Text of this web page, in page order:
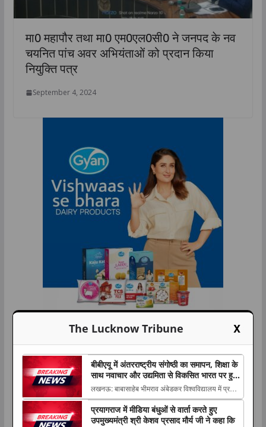
मा0 महापौर तथा मा0 एम0एल0सी0 ने जनपद के नव
चयनित पांच अवर अभियंताओं को प्रदान किया
नियुक्ति पत्र
September 4, 2024
ताजा समाचार
The Lucknow Tribune X
बीबीएयू में अंतरराष्ट्रीय संगोष्ठी का समापन, शिक्षा के
साथ नवाचार और उद्यमिता से विकसित भारत पर हुआ
मंथन
लखनऊ: बाबासाहेब भीमराव अंबेडकर विश्वविद्यालय में प्रबंध
अध्ययन विभाग की ओर से आयोजित दो दिवसीय
अंतरराष्ट्रीय संगोष्ठी का 6 अगस्त The post बीबीएयू में
प्रयागराज में मीडिया बंधुओं से वार्ता करते हुए
उपमुख्यमंत्री श्री केशव प्रसाद मौर्य जी ने कहा कि